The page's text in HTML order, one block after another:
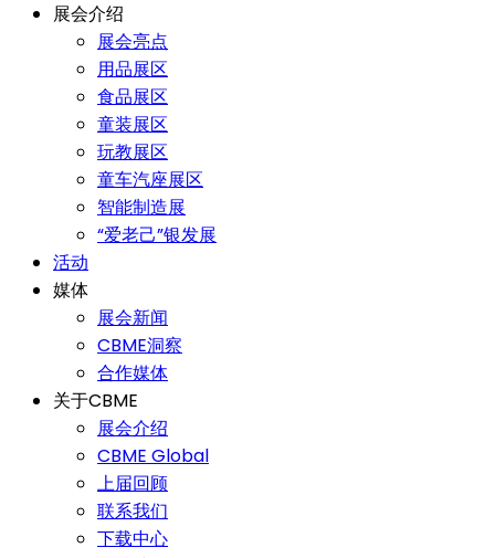
展会介绍
展会亮点
用品展区
食品展区
童装展区
玩教展区
童车汽座展区
智能制造展
“爱老己”银发展
活动
媒体
展会新闻
CBME洞察
合作媒体
关于CBME
展会介绍
CBME Global
上届回顾
联系我们
下载中心